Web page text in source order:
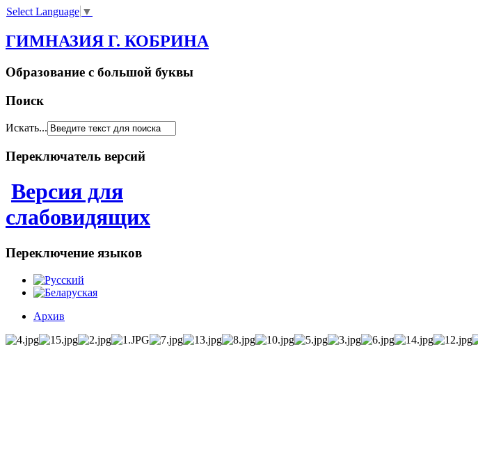
Select Language ▼
ГИМНАЗИЯ Г. КОБРИНА
Образование с большой буквы
Поиск
Искать...
Переключатель версий
Версия для
слабовидящих
Переключение языков
Архив